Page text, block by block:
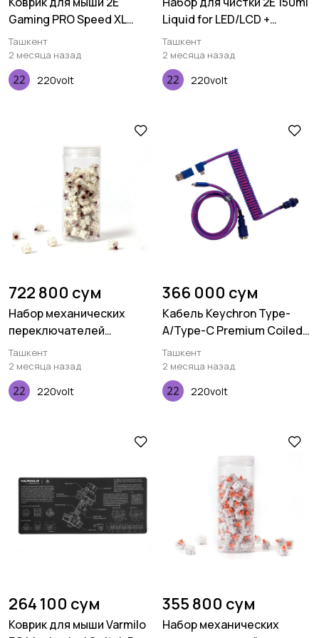
Gaming PRO Speed XL
Black (800*450*3мм)
Ташкент
2 месяца назад
220volt
Liquid for LED/LCD +
салфетка, Blue
Ташкент
2 месяца назад
220volt
722 800 сум
Набор механических
переключателей
Keychron Gateron Silent,
Brown, 110 pcs
Ташкент
2 месяца назад
220volt
366 000 сум
Кабель Keychron Type-
A/Type-C Premium Coiled
Aviator, Cable-Angled,
Purple
Ташкент
2 месяца назад
220volt
264 100 сум
Коврик для мыши Varmilo
355 800 сум
Набор механических